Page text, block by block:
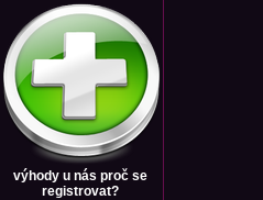
výhody u nás proč se
registrovat?